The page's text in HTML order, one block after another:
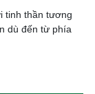
tinh thần tương
dù đến từ phía